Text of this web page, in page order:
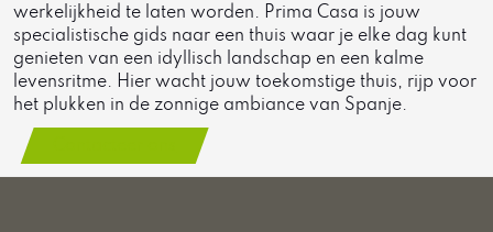
werkelijkheid te laten worden. Prima Casa is jouw
specialistische gids naar een thuis waar je elke dag kunt
genieten van een idyllisch landschap en een kalme
levensritme. Hier wacht jouw toekomstige thuis, rijp voor
het plukken in de zonnige ambiance van Spanje.